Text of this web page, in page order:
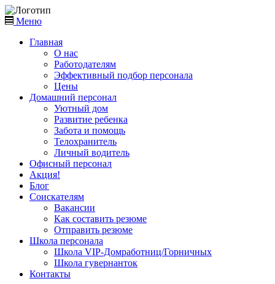
Меню
Главная
О нас
Работодателям
Эффективный подбор персонала
Цены
Домашний персонал
Уютный дом
Развитие ребенка
Забота и помощь
Телохранитель
Личный водитель
Офисный персонал
Акция!
Блог
Соискателям
Вакансии
Как составить резюме
Отправить резюме
Школа персонала
Школа VIP-Домработниц/Горничных
Школа гувернанток
Контакты